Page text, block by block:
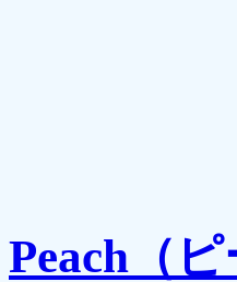
Peach（